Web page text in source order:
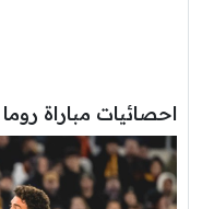
احصائيات مباراة